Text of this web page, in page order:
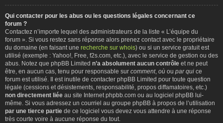
Qui contacter pour les abus ou les questions légales concernant ce
forum ?
Contactez n’importe lequel des administrateurs de la liste « L’équipe du
forum ». Si vous restez sans réponse alors prenez contact avec le propriétaire
du domaine (en faisant une recherche sur whois) ou si un service gratuit est
utilisé (exemple : Yahoo!, Free, f2s.com, etc.), avec le service de gestion ou des
abus. Notez que phpBB Limited n’a absolument aucun contrôle et ne peut
être, en aucun cas, tenu pour responsable sur comment, où ou par qui ce
forum est utilisé. Il est inutile de contacter phpBB Limited pour toute question
légale (cessions et désistements, responsabilité, propos diffamatoires, etc.)
non directement liée au site Internet phpbb.com ou au logiciel phpBB lui-
même. Si vous adressez un courriel au groupe phpBB à propos de l’utilisation
par une tierce partie de ce logiciel vous devez vous attendre à une réponse
très courte voire à aucune réponse du tout.